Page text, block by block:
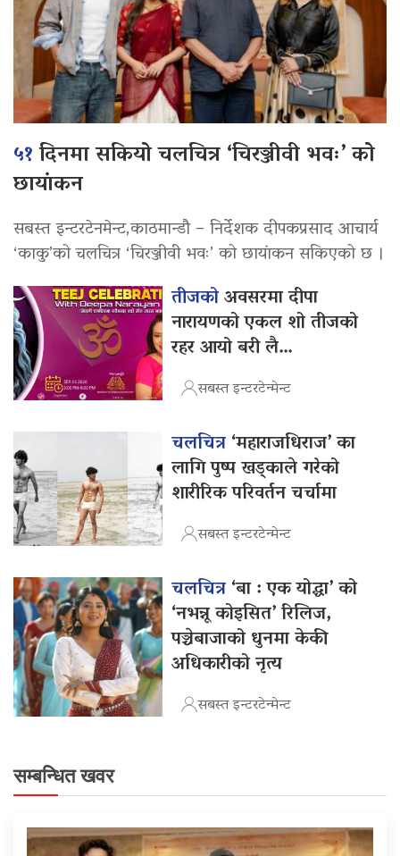
५१दिनमा सकियो चलचित्र ‘चिरञ्जीवी भवः’ को
छायांकन
सबस्त इन्टरटेनमेन्ट,काठमान्डौ – निर्देशक दीपकप्रसाद आचार्य
‘काकु’को चलचित्र ‘चिरञ्जीवी भवः’ को छायांकन सकिएको छ ।
तीजकोअवसरमा दीपा
नारायणको एकल शो तीजको
रहर आयो बरी लै…
सबस्त इन्टरटेन्मेन्ट
चलचित्र‘महाराजधिराज’ का
लागि पुष्प खड्काले गरेको
शारीरिक परिवर्तन चर्चामा
सबस्त इन्टरटेन्मेन्ट
चलचित्र‘बा : एक योद्धा’ को
‘नभन्नू कोइसित’ रिलिज,
पञ्चेबाजाको धुनमा केकी
अधिकारीको नृत्य
सबस्त इन्टरटेन्मेन्ट
सम्बन्धित खवर